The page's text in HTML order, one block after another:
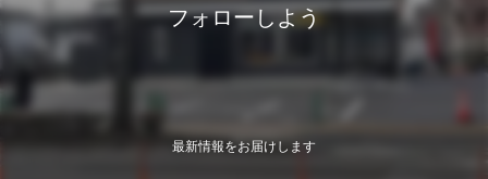
フォローしよう
最新情報をお届けします